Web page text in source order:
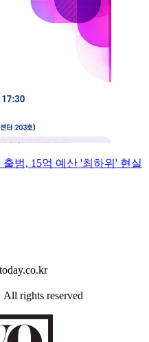
범, 15억 예산 '최하위' 현실
All rights reserved